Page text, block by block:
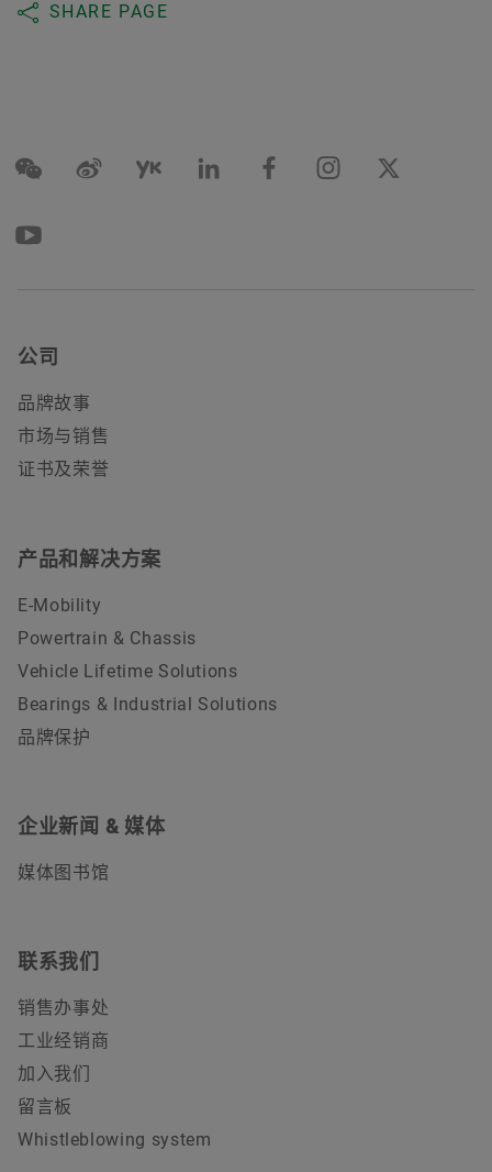
SHARE PAGE
公司
品牌故事
市场与销售
证书及荣誉
产品和解决方案
E-Mobility
Powertrain & Chassis
Vehicle Lifetime Solutions
Bearings & Industrial Solutions
品牌保护
企业新闻 & 媒体
媒体图书馆
联系我们
销售办事处
工业经销商
加入我们
留言板
Whistleblowing system